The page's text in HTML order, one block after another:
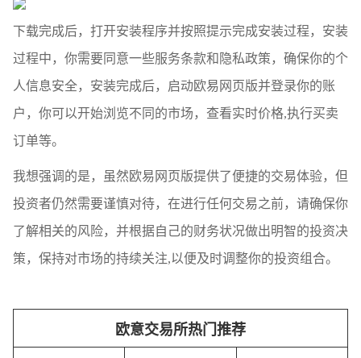
下载完成后，打开安装程序并按照提示完成安装过程，安装
过程中，你需要同意一些服务条款和隐私政策，确保你的个
人信息安全，安装完成后，启动欧易网页版并登录你的账
户，你可以开始浏览不同的市场，查看实时价格,执行买卖
订单等。
我想强调的是，虽然欧易网页版提供了便捷的交易体验，但
投资者仍然需要谨慎对待，在进行任何交易之前，请确保你
了解相关的风险，并根据自己的财务状况做出明智的投资决
策，保持对市场的持续关注,以便及时调整你的投资组合。
欧意交易所热门推荐